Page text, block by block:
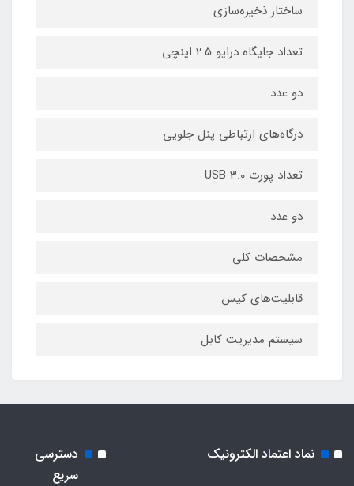
ساختار ذخیره‌سازی
تعداد جایگاه درایو 2.5 اینچی
دو عدد
درگاه‌های ارتباطی پنل جلویی
تعداد پورت USB 3.0
دو عدد
مشخصات کلی
قابلیت‌های کیس
سیستم مدیریت کابل
نماد اعتماد الکترونیک
دسترسی
سریع